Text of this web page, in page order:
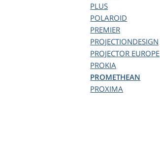
PLUS
POLAROID
PREMIER
PROJECTIONDESIGN
PROJECTOR EUROPE
PROKIA
PROMETHEAN
PROXIMA